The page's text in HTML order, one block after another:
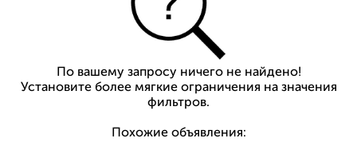
По вашему запросу ничего не найдено!
Установите более мягкие ограничения на значения
фильтров.
Похожие объявления: